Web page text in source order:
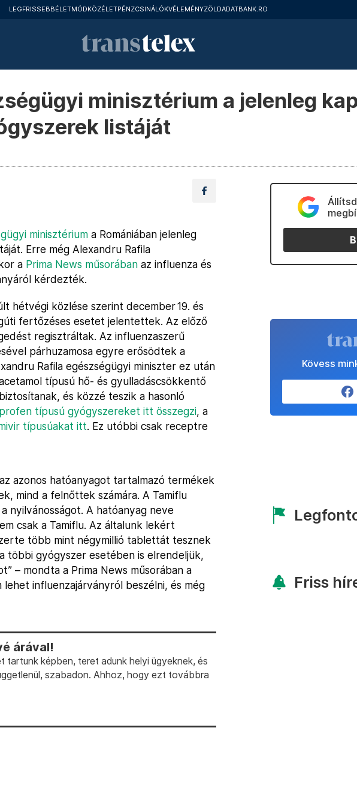
LEGFRISSEBBÉLETMÓDKÖZÉLETPÉNZCSINÁLÓKVÉLEMÉNYZÖLDADATBANK.RO
minisztérium a jelenleg
listáját
minisztérium a Romániában jelenleg
Erre még Alexandru Rafila
a Prima News műsorában az influenza és
kérdezték.
hétvégi közlése szerint december 19. és
fertőzéses esetet jelentettek. Az előző
regisztráltak. Az influenzaszerű
párhuzamosa egyre erősödtek a
Rafila egészségügyi miniszter ez után
típusú hő- és gyulladáscsökkentő
és közzé teszik a hasonló
típusú gyógyszereket itt összegzi, a
típusúakat itt. Ez utóbbi csak receptre
azonos hatóanyagot tartalmazó termékek
mind a felnőttek számára. A Tamiflu
nyilvánosságot. A hatóanyag neve
csak a Tamiflu. Az általunk lekért
több mint négymillió tablettát tesznek
többi gyógyszer esetében is elrendeljük,
– mondta a Prima News műsorában a
influenzajárványról beszélni, és még
árával!
tartunk képben, teret adunk helyi ügyeknek, és
szabadon. Ahhoz, hogy ezt továbbra
Kövess
Friss